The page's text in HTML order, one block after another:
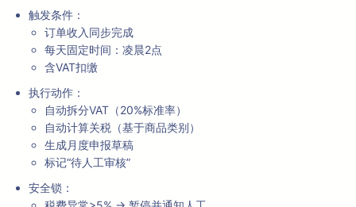
触发条件：
订单收入同步完成
每天固定时间：凌晨2点
含VAT扣缴
执行动作：
自动拆分VAT（20%标准率）
自动计算关税（基于商品类别）
生成月度申报草稿
标记“待人工审核”
安全锁：